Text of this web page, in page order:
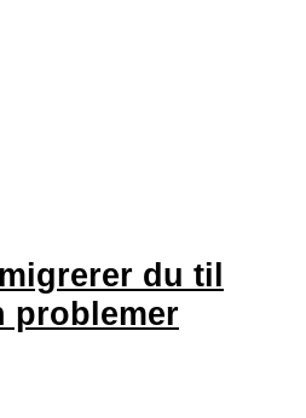
du til
problemer